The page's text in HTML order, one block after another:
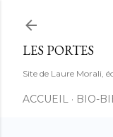
LES PORTES
Site de Laure Morali,
ACCUEIL BIO-